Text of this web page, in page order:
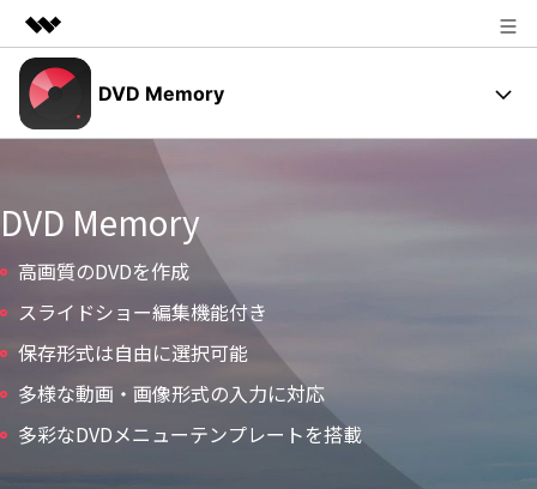
製品
AIGCサービス
法人・教育・パートナー
ソリューション
サポート
DVD Memory
DVD メニュー
操作ガイド
動作環境
ユーザーの声
サポート
DVD作成の基本とコツ
DVD Memory
高画質のDVDを作成
スライドショー編集機能付き
保存形式は自由に選択可能
多様な動画・画像形式の入力に対応
多彩なDVDメニューテンプレートを搭載